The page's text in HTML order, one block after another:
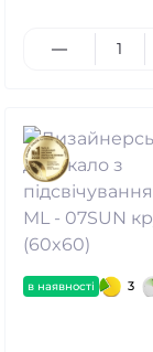
в наявності 3